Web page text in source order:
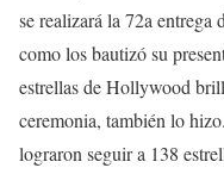
se realizará la 72a entrega
como los bautizó su
estrellas de Hollywood
ceremonia, también lo
lograron seguir a 138